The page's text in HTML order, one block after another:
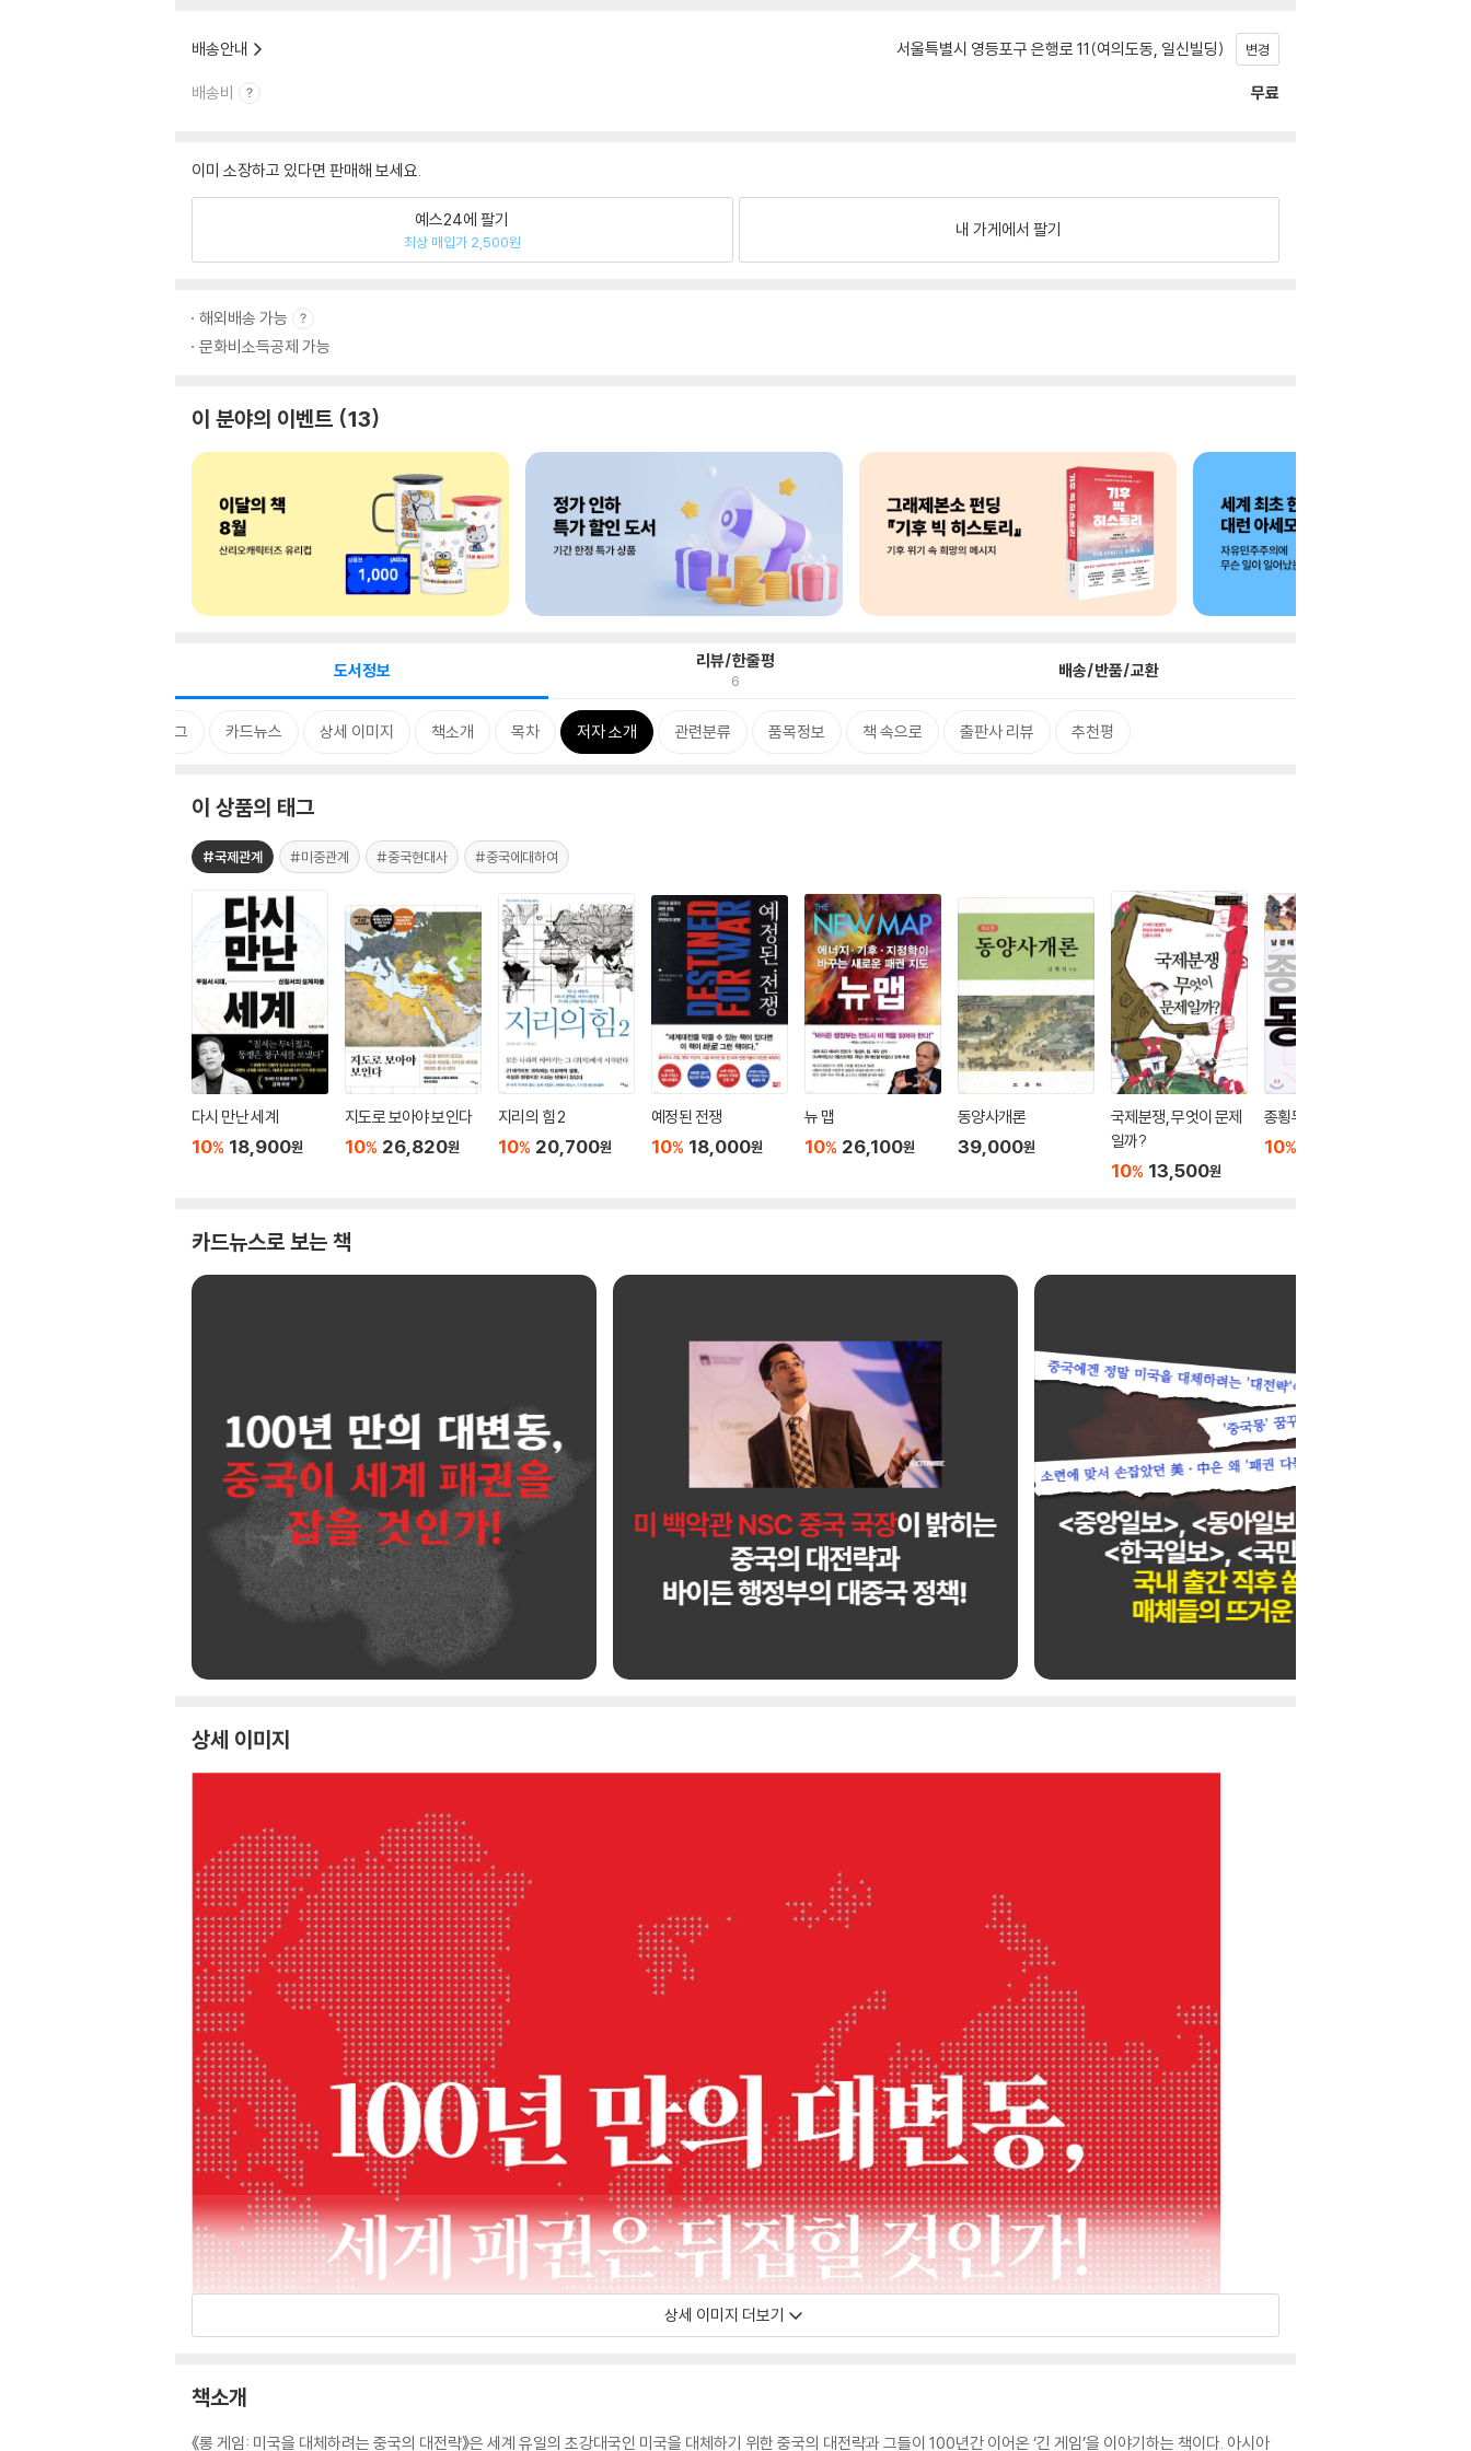
배송안내 서울특별시 영등포구 은행로 11(여의도동, 일신빌딩) 변경
배송비 무료
이미 소장하고 있다면 판매해 보세요.
예스24에 팔기
최상 매입가 2,500원
내 가게에서 팔기
해외배송 가능
문화비소득공제 가능
이 분야의 이벤트 13
도서정보 리뷰/한줄평
6 배송/반품/교환
태그 카드뉴스 상세 이미지 책소개 목차 저자 소개 관련분류 품목정보 책 속으로 출판사 리뷰 추천평
이 상품의 태그
#국제관계 #미중관계 #중국현대사 #중국에대하여
다시 만난 세계
10% 18,900원
지도로 보아야 보인다
10% 26,820원
지리의 힘 2
10% 20,700원
예정된 전쟁
10% 18,000원
뉴 맵
10% 26,100원
동양사개론
39,000원
국제분쟁, 무엇이 문제
일까?
10% 13,500원
종횡무진 동양사
10%
카드뉴스로 보는 책
상세 이미지
상세 이미지 더보기
책소개
《롱 게임: 미국을 대체하려는 중국의 대전략》은 세계 유일의 초강대국인 미국을 대체하기 위한 중국의 대전략과 그들이 100년간 이어온 ‘긴 게임’을 이야기하는 책이다. 아시아